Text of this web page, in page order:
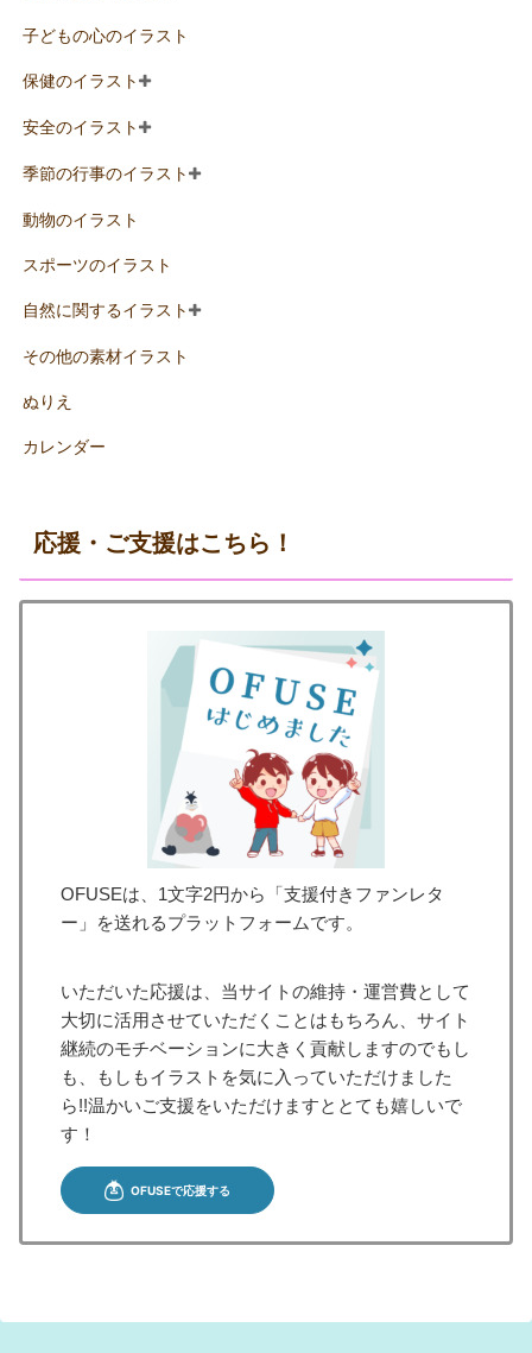
子どもの心のイラスト
保健のイラスト
安全のイラスト
季節の行事のイラスト
動物のイラスト
スポーツのイラスト
自然に関するイラスト
その他の素材イラスト
ぬりえ
カレンダー
応援・ご支援はこちら！
OFUSEは、1文字2円から「支援付きファンレタ
ー」を送れるプラットフォームです。
いただいた応援は、当サイトの維持・運営費として
大切に活用させていただくことはもちろん、サイト
継続のモチベーションに大きく貢献しますのでもし
も、もしもイラストを気に入っていただけました
ら!!温かいご支援をいただけますととても嬉しいで
す！